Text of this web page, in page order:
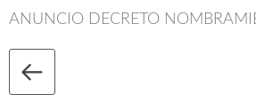
ANUNCIO DECRETO